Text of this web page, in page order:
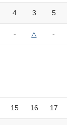
4 3 5
- △ -
15 16 17